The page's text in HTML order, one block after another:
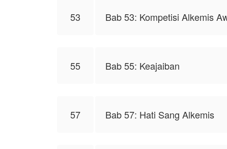
53 Bab 53: Kompetisi Alkemis
55 Bab 55: Keajaiban
57 Bab 57: Hati Sang Alkemis